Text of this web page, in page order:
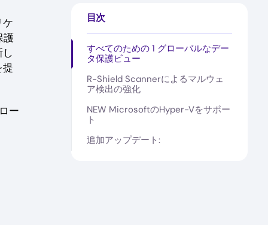
ケ
護
提
ー
目次
すべてのための 1 グローバルなデー
タ保護ビュー
R-Shield Scannerによるマルウェ
ア検出の強化
NEW MicrosoftのHyper-Vをサポー
ト
追加アップデート: